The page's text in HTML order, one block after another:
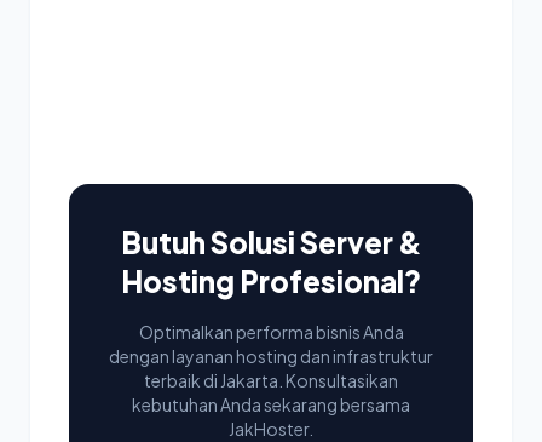
Butuh Solusi Server &
Hosting Profesional?
Optimalkan performa bisnis Anda
dengan layanan hosting dan infrastruktur
terbaik di Jakarta. Konsultasikan
kebutuhan Anda sekarang bersama
JakHoster.